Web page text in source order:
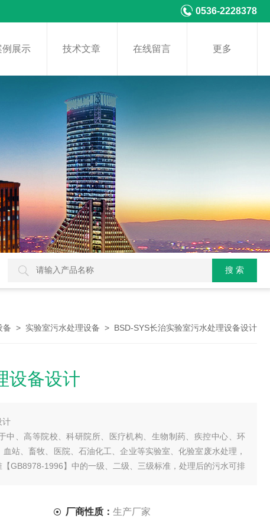
0536-2228378
例展示 技术文章 在线留言 更多
备 > 实验室污水处理设备 > BSD-SYS长治实验室污水处理设备设计
设备设计
计
中、高等院校、科研院所、医疗机构、生物制药、疾控中心、环
站、畜牧、医院、石油化工、企业等实验室、化验室废水处理，
GB8978-1996】中的一级、二级、三级标准，处理后的污水可排
厂商性质： 生产厂家